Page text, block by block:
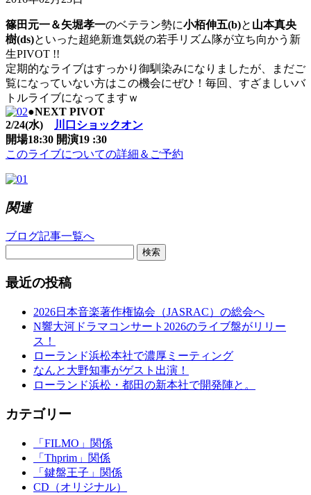
篠田元一＆矢堀孝一のベテラン勢に小栢伸五(b)と 山本真央
樹(ds)といった超絶新進気鋭の若手リズム隊が立ち向かう新
生PIVOT !!
定期的なライブはすっかり御馴染みになりましたが、まだご
覧になっていない方はこの機会にぜひ！毎回、すざましいバ
トルライブになってますｗ
●NEXT PIVOT
2/24(水)
川口ショックオン
開場18:30 開演19 :30
このライブについての詳細＆ご予約
関連
ブログ記事一覧へ
検索
最近の投稿
2026日本音楽著作権協会（JASRAC）の総会へ
N響大河ドラマコンサート2026のライブ盤がリリー
ス！
ローランド浜松本社で濃厚ミーティング
なんと大野知事がゲスト出演！
ローランド浜松・都田の新本社で開発陣と。
カテゴリー
「FILMO」関係
「Thprim」関係
「鍵盤王子」関係
CD（オリジナル）